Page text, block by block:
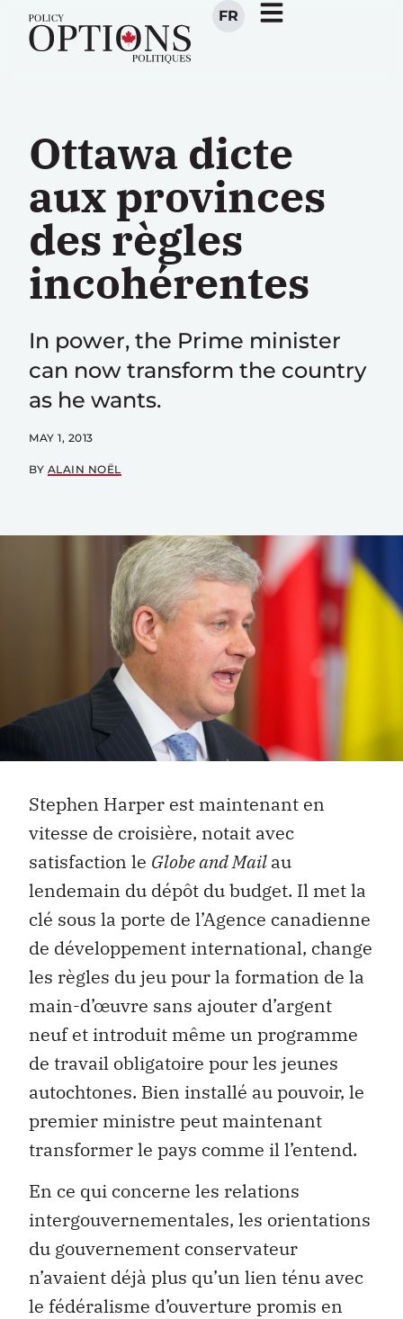
FR
Ottawa dicte
aux provinces
des règles
incohérentes
In power, the Prime minister
can now transform the country
as he wants.
MAY 1, 2013
BY ALAIN NOËL
Stephen Harper est maintenant en
vitesse de croisière, notait avec
satisfaction le Globe and Mailau
lendemain du dépôt du budget. Il met la
clé sous la porte de l’Agence canadienne
de développement international, change
les règles du jeu pour la formation de la
main-d’œuvre sans ajouter d’argent
neuf et introduit même un programme
de travail obligatoire pour les jeunes
autochtones. Bien installé au pouvoir, le
premier ministre peut maintenant
transformer le pays comme il l’entend.
En ce qui concerne les relations
intergouvernementales, les orientations
du gouvernement conservateur
n’avaient déjà plus qu’un lien ténu avec
le fédéralisme d’ouverture promis en